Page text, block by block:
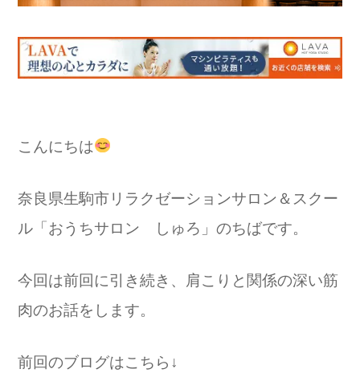
こんにちは
奈良県生駒市リラクゼーションサロン＆スクー
ル「おうちサロン しゅろ」のちばです。
今回は前回に引き続き、肩こりと関係の深い筋
肉のお話をします。
前回のブログはこちら↓